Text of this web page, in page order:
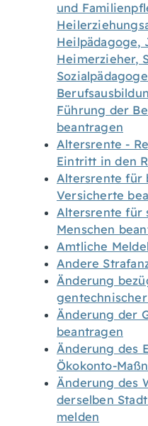
und
Heilpädagoge,
Heimerzieher,
Führung der
beantragen
Altersrente -
Eintritt in den
Altersrente für
Versicherte
Altersrente für
Menschen
Amtliche
Andere
Änderung
Änderung der
beantragen
Änderung des
Ökokonto-
Änderung des
derselben
melden